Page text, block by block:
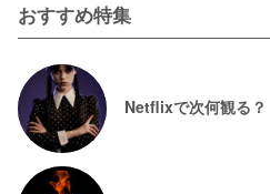
おすすめ特集
Netflixで次何観る？